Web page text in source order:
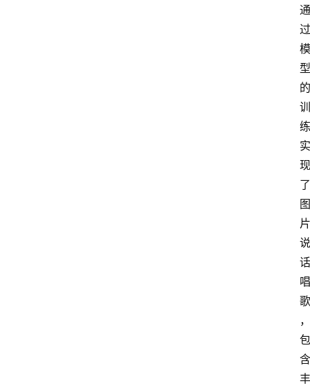
通
过
模
型
的
训
练
实
现
了
图
片
说
话
唱
歌
，
包
含
丰